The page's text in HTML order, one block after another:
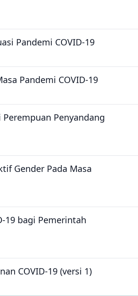
Pandemi COVID-19
Pandemi COVID-19
Penyandang
Gender Pada Masa
19 bagi Pemerintah
COVID-19 (versi 1)